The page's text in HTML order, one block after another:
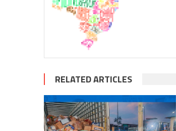
RELATED ARTICLES